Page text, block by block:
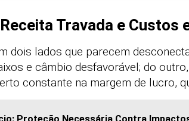
Travada e Custos
dois lados que parecem
e câmbio desfavorável; do
constante na margem de lucro,